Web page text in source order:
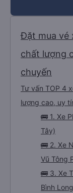
Đặt mua vé
chất lượng
chuyến
Tư vấn TOP 4
lượng cao, uy
🚌 1. Xe
Tây)
🚌 2. Xe
Vũ Tông
🚌 3. Xe
Bình